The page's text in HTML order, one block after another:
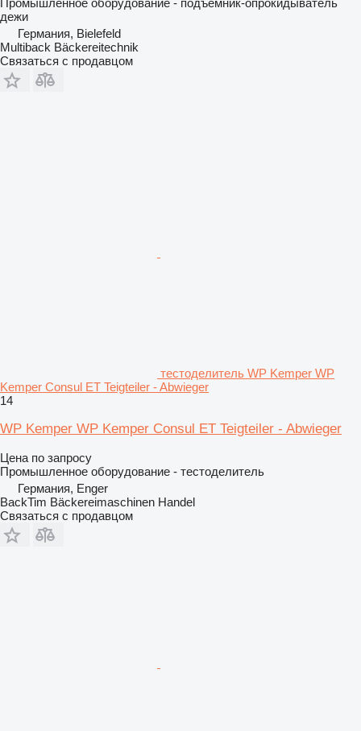
дежи
Германия, Bielefeld
Multiback Bäckereitechnik
Связаться с продавцом
тестоделитель WP Kemper WP
Kemper Consul ET Teigteiler - Abwieger
14
WP Kemper WP Kemper Consul ET Teigteiler - Abwieger
Цена по запросу
Промышленное оборудование - тестоделитель
Германия, Enger
BackTim Bäckereimaschinen Handel
Связаться с продавцом